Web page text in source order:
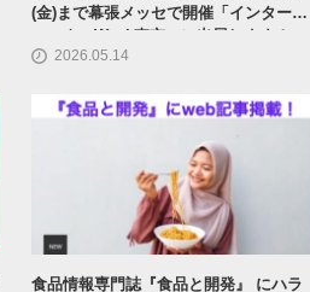
(金)まで幕張メッセで開催「インターフ
ェックスWeek東京」に出展します！
2026.05.14
食品情報専門誌『食品と開発』 にハラ